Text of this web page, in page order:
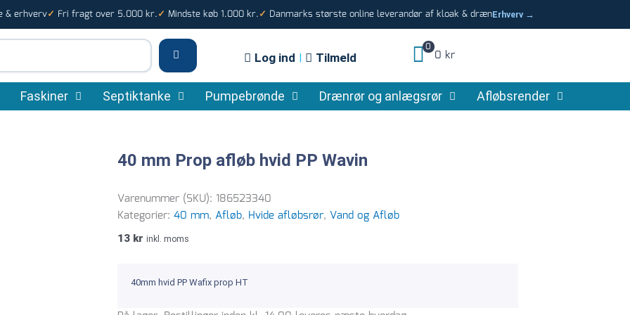
& erhverv✓ Fri fragt over 5.000 kr. ✓ Mindste køb 1.000 kr. ✓ Danmarks største online leverandør af kloak & drænErhverv →
Log ind | Tilmeld
0
0 kr
Faskiner Septiktanke Pumpebrønde Drænrør og anlægsrør Afløbsrender
40 mm Prop afløb hvid PP Wavin
Varenummer (SKU): 186523340
Kategorier: 40 mm, Afløb, Hvide afløbsrør, Vand og Afløb
13 kr inkl. moms
40mm hvid PP Wafix prop HT